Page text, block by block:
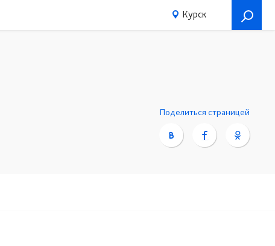
Курск
Поделиться страницей